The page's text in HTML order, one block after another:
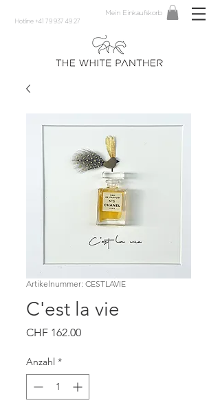
Hotline +41 79 937 49 27
Mein Einkaufskorb
Artikelnummer: CESTLAVIE
C'est la vie
CHF 162.00Preis
Anzahl *